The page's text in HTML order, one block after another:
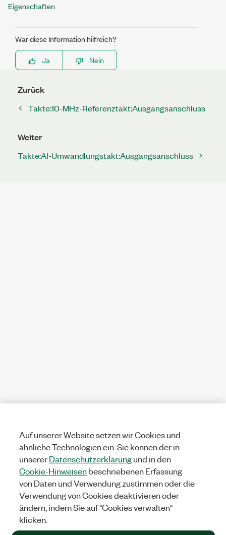
Eigenschaften
War diese Information hilfreich?
Ja
Nein
Zurück
Takte:10-MHz-Referenztakt:Ausgangsanschluss
Weiter
Takte:AI-Umwandlungstakt:Ausgangsanschluss
Auf unserer Website setzen wir Cookies und
ähnliche Technologien ein. Sie können der in
unsererDatenschutzerklärungund in den
Cookie-Hinweisenbeschriebenen Erfassung
von Daten und Verwendung zustimmen oder die
Verwendung von Cookies deaktivieren oder
ändern, indem Sie auf "Cookies verwalten"
klicken.